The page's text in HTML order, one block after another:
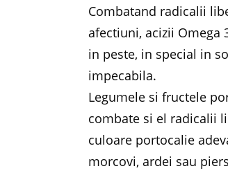
Combatand radicalii
afectiuni, acizii Omega
in peste, in special in
impecabila.
Legumele si fructele
combate si el radicalii
culoare portocalie
morcovi, ardei sau